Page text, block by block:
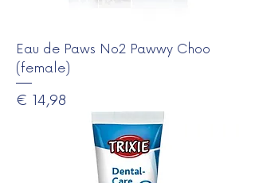
Eau de Paws No2 Pawwy Choo
(female)
Prijs
€ 14,98